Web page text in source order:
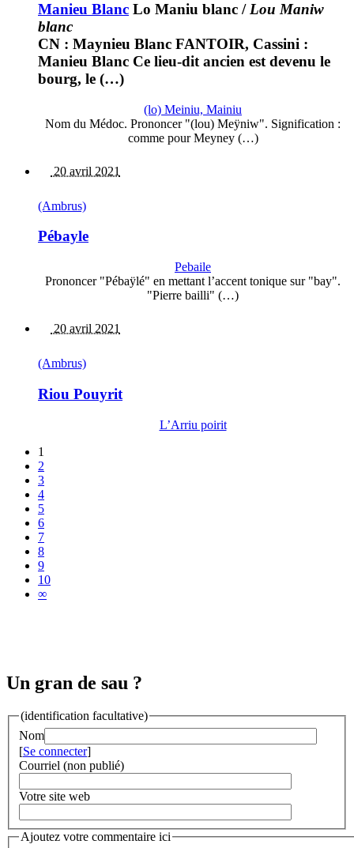
Manieu Blanc Lo Maniu blanc / Lou Maniw
blanc
CN : Maynieu Blanc FANTOIR, Cassini :
Manieu Blanc Ce lieu-dit ancien est devenu le
bourg, le (…)
(lo) Meiniu, Mainiu
Nom du Médoc. Prononcer "(lou) Meÿniw". Signification :
comme pour Meyney (…)
20 avril 2021
(Ambrus)
Pébayle
Pebaile
Prononcer "Pébaÿlé" en mettant l’accent tonique sur "bay".
"Pierre bailli" (…)
20 avril 2021
(Ambrus)
Riou Pouyrit
L’Arriu poirit
1
2
3
4
5
6
7
8
9
10
∞
Un gran de sau ?
(identification facultative)
Nom
[Se connecter]
Courriel (non publié)
Votre site web
Ajoutez votre commentaire ici